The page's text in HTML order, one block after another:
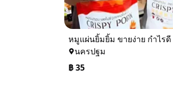
หมูแผ่นยิ้มยิ้ม ขายง่าย กำไรดี
นครปฐม
฿35